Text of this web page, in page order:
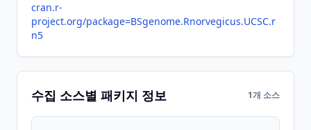
cran.r-
project.org/package=BSgenome.Rnorvegicus.UCSC.r
n5
수집 소스별 패키지 정보 1개 소스